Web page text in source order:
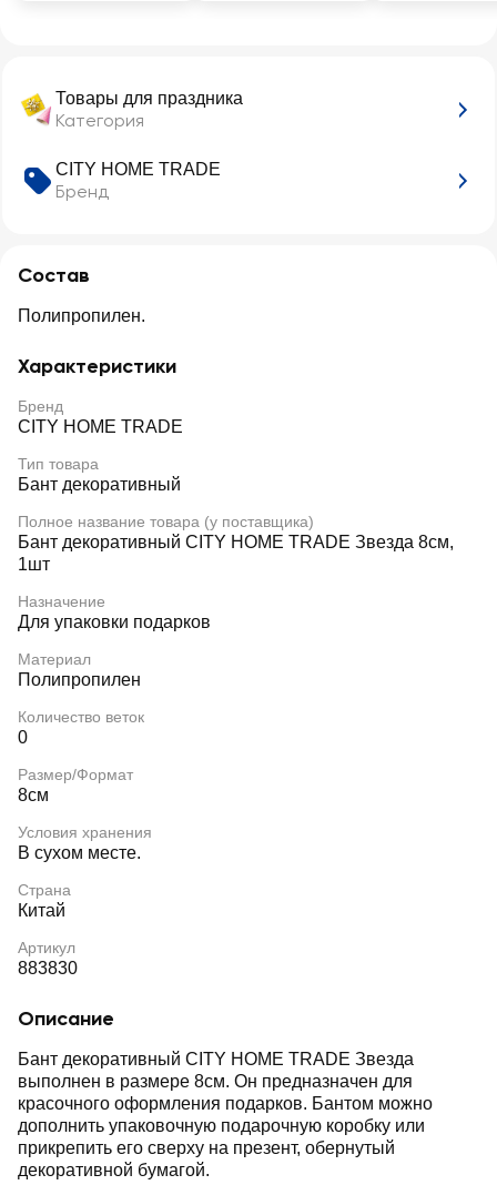
Товары для праздника
Категория
CITY HOME TRADE
Бренд
Состав
Полипропилен.
Характеристики
Бренд
CITY HOME TRADE
Тип товара
Бант декоративный
Полное название товара (у поставщика)
Бант декоративный CITY HOME TRADE Звезда 8см,
1шт
Назначение
Для упаковки подарков
Материал
Полипропилен
Количество веток
0
Размер/Формат
8см
Условия хранения
В сухом месте.
Страна
Китай
Артикул
883830
Описание
Бант декоративный CITY HOME TRADE Звезда
выполнен в размере 8см. Он предназначен для
красочного оформления подарков. Бантом можно
дополнить упаковочную подарочную коробку или
прикрепить его сверху на презент, обернутый
декоративной бумагой.